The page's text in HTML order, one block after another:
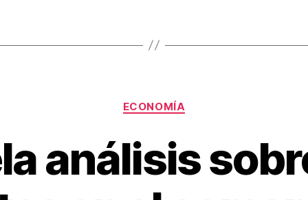
Categorías
ECONOMÍA
análisis